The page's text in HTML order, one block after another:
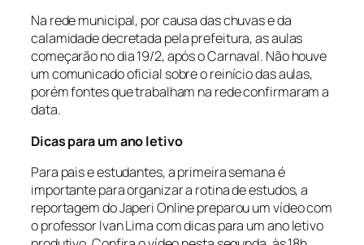
Na rede municipal, por causa das chuvas e da
calamidade decretada pela prefeitura, as aulas
começarão no dia 19/2, após o Carnaval. Não houve
um comunicado oficial sobre o reinício das aulas,
porém fontes que trabalham na rede confirmaram a
data.
Dicas para um ano letivo
Para pais e estudantes, a primeira semana é
importante para organizar a rotina de estudos, a
reportagem do Japeri Online preparou um vídeo com
o professor Ivan Lima com dicas para um ano letivo